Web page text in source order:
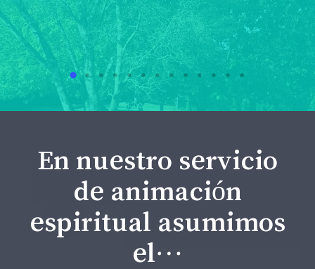
En nuestro servicio
de animación
espiritual asumimos
el…